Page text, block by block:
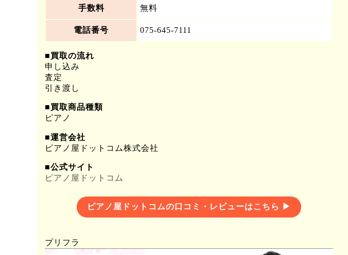
手数料 無料
電話番号 075-645-7111
■買取の流れ
申し込み
査定
引き渡し
■買取商品種類
ピアノ
■運営会社
ピアノ屋ドットコム株式会社
■公式サイト
ピアノ屋ドットコム
ピアノ屋ドットコムの口コミ・レビューはこちら ▶
プリフラ